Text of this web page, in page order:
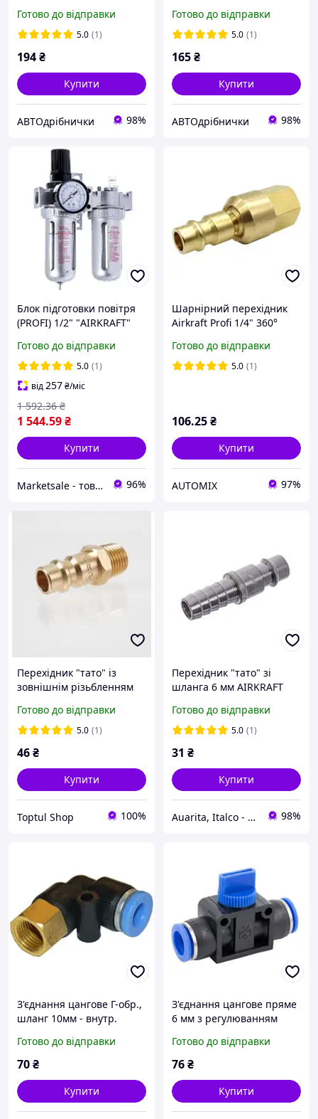
Готово до відправки
5.0 (1)
194₴
Купити
АВТОдрібнички 98%
Готово до відправки
5.0 (1)
165₴
Купити
АВТОдрібнички 98%
Блок підготовки повітря
(PROFI) 1/2" "AIRKRAFT"
(Туреччина, Італія)
Готово до відправки
5.0 (1)
від257₴/міс
1 544.59₴
1 592.36 ₴
Купити
Marketsale - товари зі знижкою 96%
Шарнірний перехідник
Airkraft Profi 1/4" 360°
різьблення)
Готово до відправки
5.0 (1)
106.25₴
Купити
AUTOMIX 97%
Перехідник "тато" із
зовнішнім різьбленням
пневмоінструменту
(PROFI) AIRKRAFT SE2-2PM
Готово до відправки
5.0 (1)
46₴
Купити
Toptul Shop 100%
Перехідник "тато" зі
шланга 6 мм AIRKRAFT
адаптер, для шлангів)
Готово до відправки
5.0 (1)
31 ₴
Купити
Auarita, Italco - преміальне фарбувальне обладнання 98%
З'єднaння цaнгoвe Г-oбp.,
шлaнг 10мм - внутp.
кутове AIRKRAFT SPLF10-
04
Готово до відправки
70₴
Купити
З'єднання цангове пряме
6 мм з регулюванням
SHVFF06
Готово до відправки
76₴
Купити